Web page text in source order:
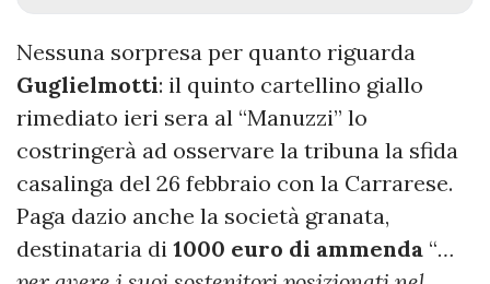
Nessuna sorpresa per quanto riguarda
Guglielmotti: il quinto cartellino giallo
rimediato ieri sera al “Manuzzi” lo
costringerà ad osservare la tribuna la sfida
casalinga del 26 febbraio con la Carrarese.
Paga dazio anche la società granata,
destinataria di 1000 euro di ammenda “…